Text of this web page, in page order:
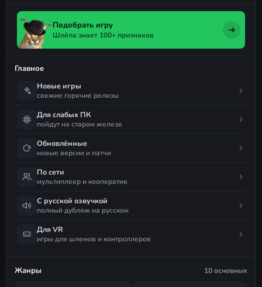
Подобрать игру
Шлёпа знает 100+ признаков
Главное
Новые игры
свежие горячие релизы
Для слабых ПК
пойдут на старом железе
Обновлённые
новые версии и патчи
По сети
мультиплеер и кооператив
С русской озвучкой
полный дубляж на русском
Для VR
игры для шлемов и контроллеров
Жанры 10 основных